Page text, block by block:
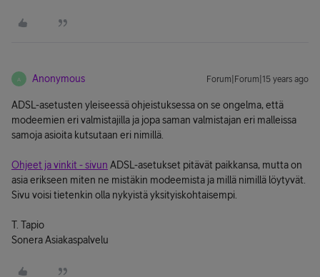
A Anonymous Forum|Forum|15 years ago
ADSL-asetusten yleiseessä ohjeistuksessa on se ongelma, että
modeemien eri valmistajilla ja jopa saman valmistajan eri malleissa
samoja asioita kutsutaan eri nimillä.
Ohjeet ja vinkit - sivun ADSL-asetukset pitävät paikkansa, mutta on
asia erikseen miten ne mistäkin modeemista ja millä nimillä löytyvät.
Sivu voisi tietenkin olla nykyistä yksityiskohtaisempi.
T. Tapio
Sonera Asiakaspalvelu